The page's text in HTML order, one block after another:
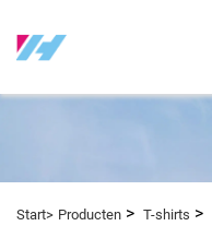
Start> Producten > T-shirts >